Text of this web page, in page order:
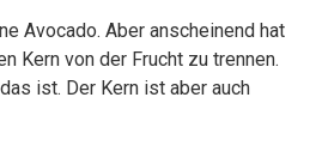
Avocado. Aber anscheinend hat
Kern von der Frucht zu trennen.
ist. Der Kern ist aber auch